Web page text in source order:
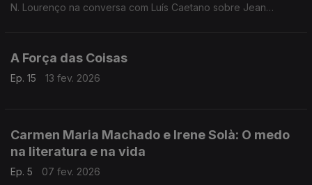
N. Lourenço na conversa com Luís Caetano sobre Jean
A Força das Coisas
Ep. 15 13 fev. 2026
Carmen Maria Machado e Irene Solà: O medo
na literatura e na vida
Ep. 5
07 fev. 2026